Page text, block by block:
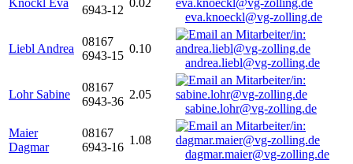
Knöckl Eva
6943-12
0.02
eva.knoeckl@vg-zolling.de
Liebl Andrea
08167
6943-15
0.10
andrea.liebl@vg-zolling.de
Lohr Sabine
08167
6943-36
2.05
sabine.lohr@vg-zolling.de
Maier
Dagmar
08167
6943-16
1.08
dagmar.maier@vg-zolling.de